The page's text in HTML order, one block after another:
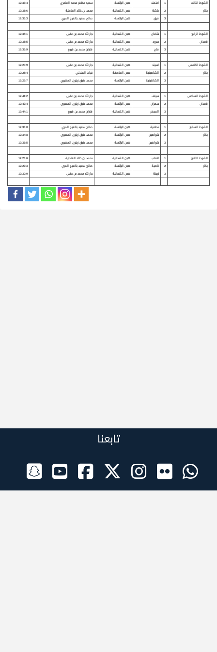
الشوط الثالث 1 اعتماد هجن الرئاسة سعيد مظفر محمد العامري
12:33:4
بكار
2 بلشة هجن الشحانية محمد بن خالد العاطية
12:35:6
3
فرق هجن الرئاسة صالح سعيد بالعرج المري 12:36:3
الشوط الرابع 1 شامان هجن الشحانية جارالله محمد بن عقيل
12:35:1
قعدان
2 عبرود هجن الشحانية جارالله محمد بن عقيل
12:35:5
3
فلج هجن الشحانية فاران محمد بن قريع 12:36:9
الشوط الخامس 1 اسياد هجن الشحانية جارالله محمد بن عقيل
12:20:9
بكار
2 الشاهينية هجن العاصفة غياث الهلالي
12:25:4
3
الشاهينية هجن الرئاسة محمد عتيق زيتون المهيري 12:29:7
الشوط السادس 1 سياف هجن الشحانية جارالله محمد بن عقيل
12:41:2
قعدان
2 سمران هجن الرئاسة محمد عتيق زيتون المهيري
12:42:4
3
المجهر هجن الشحانية فاران محمد بن قريع 12:44:1
الشوط السابع 1 مطفية هجن الرئاسة صالح سعيد بالعرج المري
12:33:0
بكار
2 شواهين هجن الرئاسة محمد عتيق زيتون المهيري
12:34:8
3
شواهين هجن الرئاسة محمد عتيق زيتون المهيري 12:36:5
الشوط الثامن 1 اتعاب هجن الشحانية محمد بن خالد العاطية
12:28:6
بكار
2 ناصية هجن الرئاسة صالح سعيد بالعرج المري
12:29:3
3
ترينة هجن الشحانية جارالله محمد بن عقيل 12:30:0
تابعنا